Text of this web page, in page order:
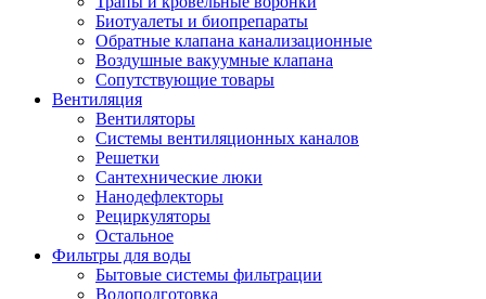
Биотуалеты и биопрепараты
Обратные клапана канализационные
Воздушные вакуумные клапана
Сопутствующие товары
Вентиляция
Вентиляторы
Системы вентиляционных каналов
Решетки
Сантехнические люки
Нанодефлекторы
Рециркуляторы
Остальное
Фильтры для воды
Бытовые системы фильтрации
Водоподготовка